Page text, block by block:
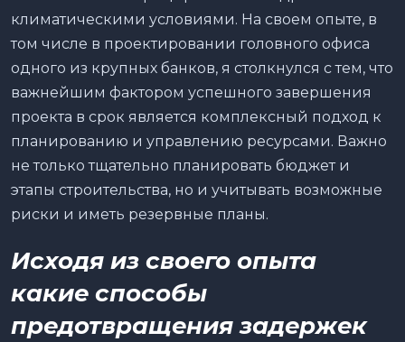
климатическими условиями. На своем опыте, в
том числе в проектировании головного офиса
одного из крупных банков, я столкнулся с тем, что
важнейшим фактором успешного завершения
проекта в срок является комплексный подход к
планированию и управлению ресурсами. Важно
не только тщательно планировать бюджет и
этапы строительства, но и учитывать возможные
риски и иметь резервные планы.
Исходя из своего опыта
какие способы
предотвращения задержек